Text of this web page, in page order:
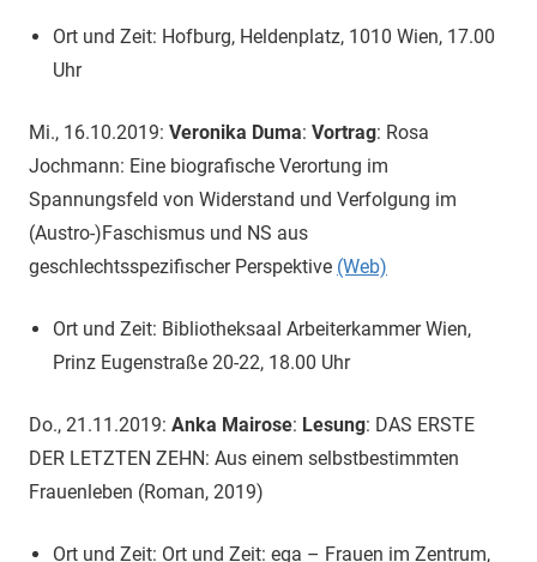
Ort und Zeit: Hofburg, Heldenplatz, 1010 Wien, 17.00
Uhr
Mi., 16.10.2019: Veronika Duma: Vortrag: Rosa
Jochmann: Eine biografische Verortung im
Spannungsfeld von Widerstand und Verfolgung im
(Austro-)Faschismus und NS aus
geschlechtsspezifischer Perspektive (Web)
Ort und Zeit: Bibliotheksaal Arbeiterkammer Wien,
Prinz Eugenstraße 20-22, 18.00 Uhr
Do., 21.11.2019: Anka Mairose: Lesung: DAS ERSTE
DER LETZTEN ZEHN: Aus einem selbstbestimmten
Frauenleben (Roman, 2019)
Ort und Zeit: Ort und Zeit: ega – Frauen im Zentrum,